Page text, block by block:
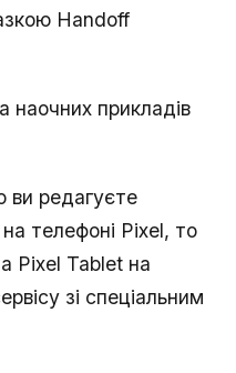
Handoff
наочних прикладів
ви редагуєте
телефоні Pixel, то
Pixel Tablet на
зі спеціальним